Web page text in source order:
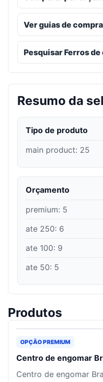
Ver guias de compra
Pesquisar Ferros
Resumo da
Tipo de produto
main product: 25
Orçamento
premium: 5
ate 250: 6
ate 100: 9
ate 50: 5
Produtos
OPÇÃO PREMIUM
Centro de engomar
Centro de engomar